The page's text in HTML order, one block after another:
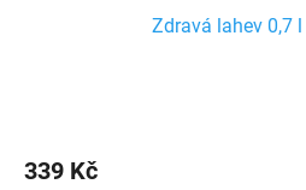
Zdravá lahev 0,7
339 Kč